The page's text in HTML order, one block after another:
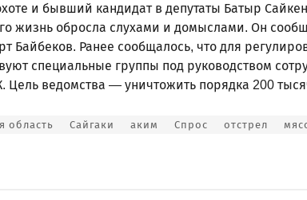
и бывший кандидат в депутаты Батыр
жизнь обросла слухами и домыслами. Он
Байбеков. Ранее сообщалось, что для
специальные группы под руководством
Цель ведомства — уничтожить порядка 200
область Сайгаки аким Спрос отстрел